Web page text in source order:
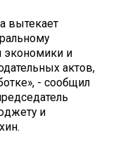
вытекает
экономики и
актов,
- сообщил
и